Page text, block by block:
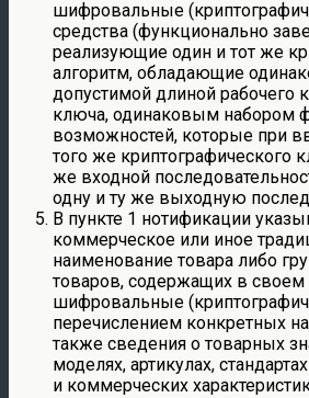
шифровальные
средства (функционально
реализующие один и тот же
алгоритм, обладающие
допустимой длиной рабочего
ключа, одинаковым набором
возможностей, которые при
того же криптографического
же входной
одну и ту же выходную
В пункте 1 нотификации
коммерческое или иное
наименование товара либо
товаров, содержащих в своем
шифровальные
перечислением конкретных
также сведения о товарных
моделях, артикулах,
и коммерческих